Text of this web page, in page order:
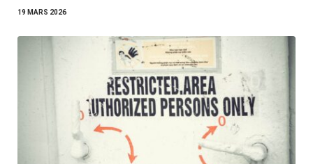
19 MARS 2026